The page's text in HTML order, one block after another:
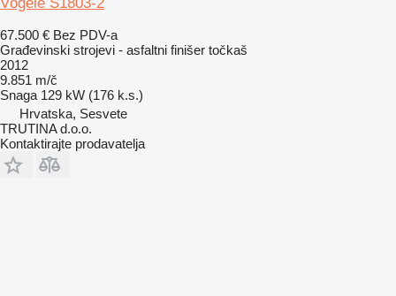
67.500 € Bez PDV-a
Građevinski strojevi - asfaltni finišer točkaš
2012
9.851 m/č
Snaga 129 kW (176 k.s.)
Hrvatska, Sesvete
TRUTINA d.o.o.
Kontaktirajte prodavatelja